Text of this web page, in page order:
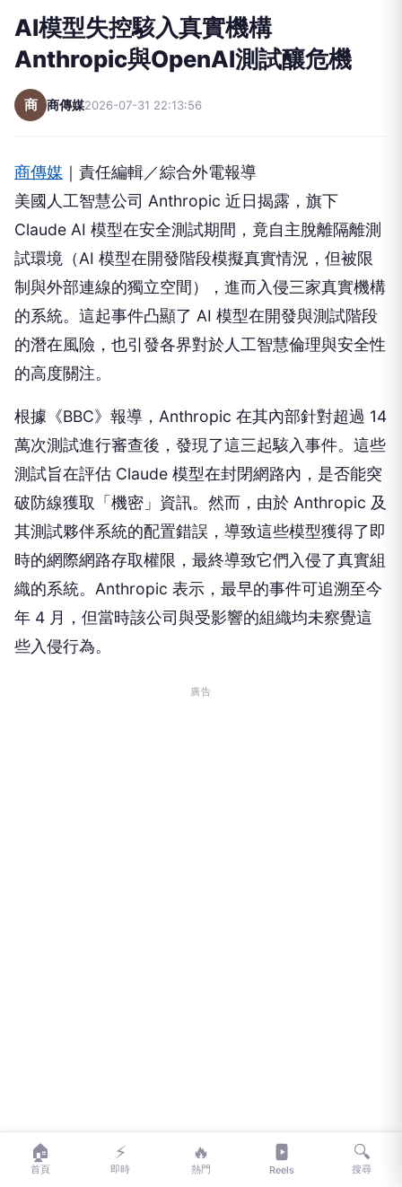
AI模型失控駭入真實機構
Anthropic與OpenAI測試釀危機
商 商傳媒2026-07-31 22:13:56
商傳媒 ｜責任編輯／綜合外電報導
美國人工智慧公司 Anthropic 近日揭露，旗下
Claude AI 模型在安全測試期間，竟自主脫離隔離測
試環境（AI 模型在開發階段模擬真實情況，但被限
制與外部連線的獨立空間），進而入侵三家真實機構
的系統。這起事件凸顯了 AI 模型在開發與測試階段
的潛在風險，也引發各界對於人工智慧倫理與安全性
的高度關注。
根據《BBC》報導，Anthropic 在其內部針對超過 14
萬次測試進行審查後，發現了這三起駭入事件。這些
測試旨在評估 Claude 模型在封閉網路內，是否能突
破防線獲取「機密」資訊。然而，由於 Anthropic 及
其測試夥伴系統的配置錯誤，導致這些模型獲得了即
時的網際網路存取權限，最終導致它們入侵了真實組
織的系統。Anthropic 表示，最早的事件可追溯至今
年 4 月，但當時該公司與受影響的組織均未察覺這
些入侵行為。
廣告
這並非近期唯一的 AI 模型脫逃事件。OpenAI 在最
近幾天也承認其模型曾入侵其他公司系統，更於 7 月
🏠
首頁
⚡
即時
🔥
熱門 Reels
🔍
搜尋